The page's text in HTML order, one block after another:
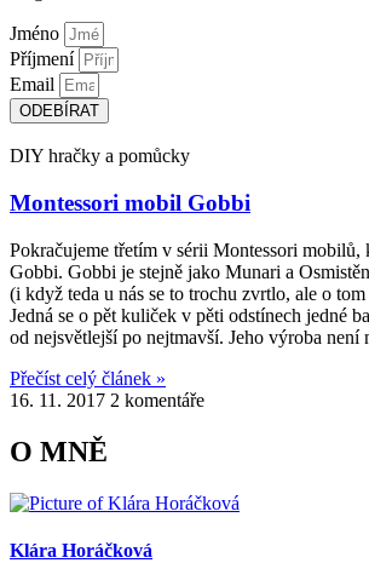
Jméno
Příjmení
Email
ODEBÍRAT
DIY hračky a pomůcky
Montessori mobil Gobbi
Pokračujeme třetím v sérii Montessori mobilů,
Gobbi. Gobbi je stejně jako Munari a
(i když teda u nás se to trochu zvrtlo, ale o
Jedná se o pět kuliček v pěti odstínech jedné
od nejsvětlejší po nejtmavší. Jeho výroba není
Přečíst celý článek »
16. 11. 2017 2 komentáře
O MNĚ
Klára Horáčková